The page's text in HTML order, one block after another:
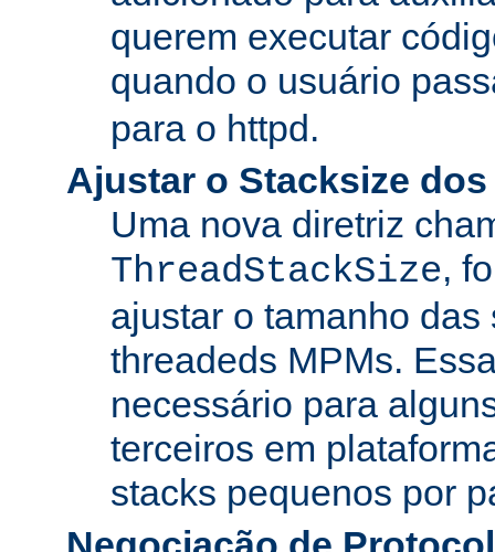
querem executar
quando o usuário
para o httpd.
Ajustar o Stacksize
Uma nova diretriz
ThreadStackSize,
ajustar o tamanho
threadeds MPMs.
necessário para
terceiros em
stacks pequenos por